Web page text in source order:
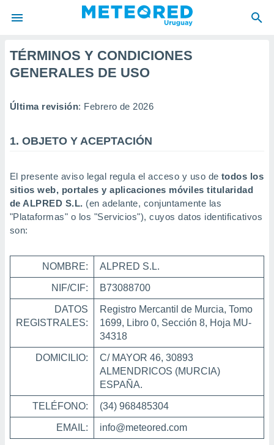
de
por
que se
las
y
forma
digital
contenido
todas
ACEPTAR
CONFIGURACIÓN
TÉRMINOS Y CONDICIONES
GENERALES DE USO
Última revisión: Febrero de 2026
1. OBJETO Y ACEPTACIÓN
El presente aviso legal regula el acceso y uso de todos los
sitios web, portales y aplicaciones móviles titularidad
de ALPRED S.L. (en adelante, conjuntamente las
"Plataformas" o los "Servicios"), cuyos datos identificativos
son:
NOMBRE: ALPRED S.L.
NIF/CIF: B73088700
DATOS
REGISTRALES:
Registro Mercantil de Murcia, Tomo
1699, Libro 0, Sección 8, Hoja MU-
34318
DOMICILIO:
C/ MAYOR 46, 30893
ALMENDRICOS (MURCIA)
ESPAÑA.
TELÉFONO: (34) 968485304
EMAIL: info@meteored.com